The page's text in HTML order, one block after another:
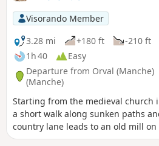
Visorando Member
3.28 mi
+180 ft
-210 ft
1h 40
Easy
Departure from Orval (Manche)
(Manche)
Starting from the medieval church
a short walk along sunken paths
country lane leads to an old mill on
Soulles.